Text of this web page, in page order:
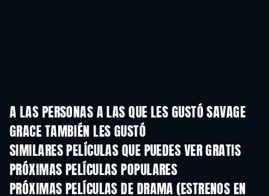
A LAS PERSONAS A LAS QUE LES GUSTÓ SAVAGE
GRACE TAMBIÉN LES GUSTÓ
TV
SIMILARES PELÍCULAS QUE PUEDES VER GRATIS
PRÓXIMAS PELÍCULAS POPULARES
PRÓXIMAS PELÍCULAS DE DRAMA (ESTRENOS EN